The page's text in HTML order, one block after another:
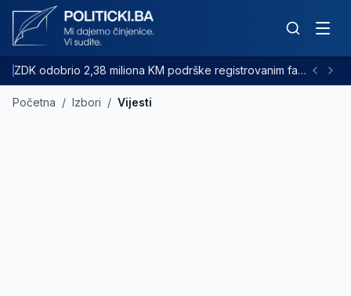
ZDK odobrio 2,38 miliona KM podrške registrovanim farmama goveda
Početna / Izbori / Vijesti